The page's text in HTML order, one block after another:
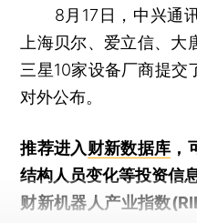
8月17日，中兴通讯
上海贝尔、爱立信、大
三星10家设备厂商提交
对外公布。
推荐进入财新数据库 ，
结构人员变化等投资信息
财新机器人产业指数